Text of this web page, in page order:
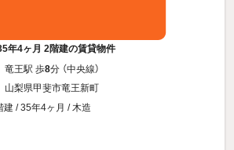
年4ヶ月 2階建の賃貸物件
竜王駅 歩8分 （中央線）
山梨県甲斐市竜王新町
建 / 35年4ヶ月 / 木造